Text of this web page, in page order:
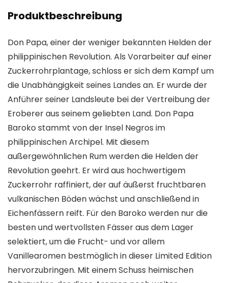
Produktbeschreibung
Don Papa, einer der weniger bekannten Helden der
philippinischen Revolution. Als Vorarbeiter auf einer
Zuckerrohrplantage, schloss er sich dem Kampf um
die Unabhängigkeit seines Landes an. Er wurde der
Anführer seiner Landsleute bei der Vertreibung der
Eroberer aus seinem geliebten Land. Don Papa
Baroko stammt von der Insel Negros im
philippinischen Archipel. Mit diesem
außergewöhnlichen Rum werden die Helden der
Revolution geehrt. Er wird aus hochwertigem
Zuckerrohr raffiniert, der auf äußerst fruchtbaren
vulkanischen Böden wächst und anschließend in
Eichenfässern reift. Für den Baroko werden nur die
besten und wertvollsten Fässer aus dem Lager
selektiert, um die Frucht- und vor allem
Vanillearomen bestmöglich in dieser Limited Edition
hervorzubringen. Mit einem Schuss heimischen